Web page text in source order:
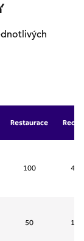
Restaurace
100 400
50 195